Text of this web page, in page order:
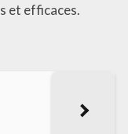
et efficaces.